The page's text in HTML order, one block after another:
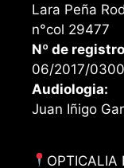
Lara Peña
n°col 29477
Nº de
06/2017/
Audiologia:
Juan Iñigo
OPTICALIA